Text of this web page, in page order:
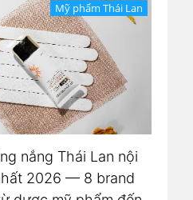
Mỹ phẩm Thái Lan
nắng Thái Lan nội
2026 — 8 brand